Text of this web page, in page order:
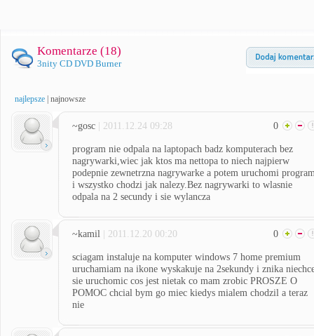
Komentarze (18)
3nity CD DVD Burner
najlepsze najnowsze
~gosc | 2011.12.24 09:28 0
program nie odpala na laptopach badz komputerach bez
nagrywarki,wiec jak ktos ma nettopa to niech najpierw
podepnie zewnetrzna nagrywarke a potem uruchomi
i wszystko chodzi jak nalezy.Bez nagrywarki to wlasnie
odpala na 2 secundy i sie wylancza
~kamil | 2011.12.20 00:20 0
sciagam instaluje na komputer windows 7 home premium
uruchamiam na ikone wyskakuje na 2sekundy i znika
sie uruchomic cos jest nietak co mam zrobic PROSZE O
POMOC chcial bym go miec kiedys mialem chodzil a teraz
nie